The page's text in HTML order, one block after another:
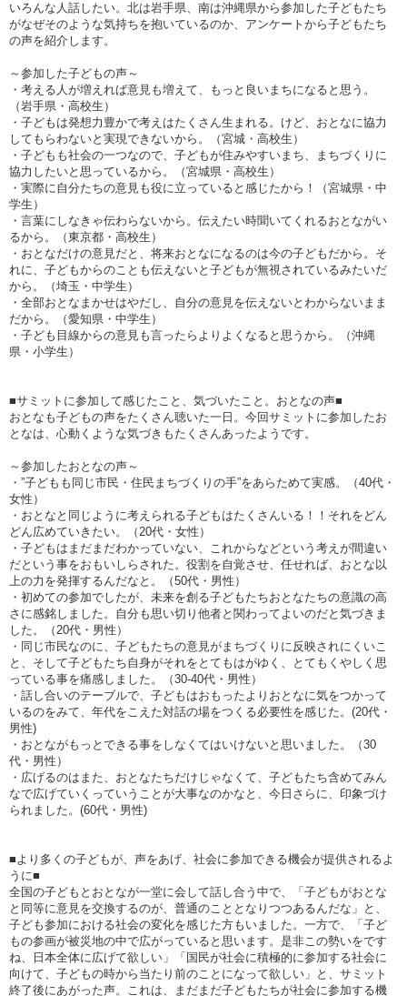
いろんな人話したい。北は岩手県、南は沖縄県から参加した子どもたち
がなぜそのような気持ちを抱いているのか、アンケートから子どもたち
の声を紹介します。
～参加した子どもの声～
・考える人が増えれば意見も増えて、もっと良いまちになると思う。
（岩手県・高校生）
・子どもは発想力豊かで考えはたくさん生まれる。けど、おとなに協力
してもらわないと実現できないから。（宮城・高校生）
・子どもも社会の一つなので、子どもが住みやすいまち、まちづくりに
協力したいと思っているから。（宮城県・高校生）
・実際に自分たちの意見も役に立っていると感じたから！（宮城県・中
学生）
・言葉にしなきゃ伝わらないから。伝えたい時聞いてくれるおとながい
るから。（東京都・高校生）
・おとなだけの意見だと、将来おとなになるのは今の子どもだから。そ
れに、子どもからのことも伝えないと子どもが無視されているみたいだ
から。（埼玉・中学生）
・全部おとなまかせはやだし、自分の意見を伝えないとわからないまま
だから。（愛知県・中学生）
・子ども目線からの意見も言ったらよりよくなると思うから。（沖縄
県・小学生）
■サミットに参加して感じたこと、気づいたこと。おとなの声■
おとなも子どもの声をたくさん聴いた一日。今回サミットに参加したお
となは、心動くような気づきもたくさんあったようです。
～参加したおとなの声～
・”子どもも同じ市民・住民まちづくりの手”をあらためて実感。（40代・
女性）
・おとなと同じように考えられる子どもはたくさんいる！！それをどん
どん広めていきたい。（20代・女性）
・子どもはまだまだわかっていない、これからなどという考えが間違い
だという事をおもいしらされた。役割を自覚させ、任せれば、おとな以
上の力を発揮するんだなと。（50代・男性）
・初めての参加でしたが、未来を創る子どもたちおとなたちの意識の高
さに感銘しました。自分も思い切り他者と関わってよいのだと気づきま
した。（20代・男性）
・同じ市民なのに、子どもたちの意見がまちづくりに反映されにくいこ
と、そして子どもたち自身がそれをとてもはがゆく、とてもくやしく思
っている事を痛感しました。（30-40代・男性）
・話し合いのテーブルで、子どもはおもったよりおとなに気をつかって
いるのをみて、年代をこえた対話の場をつくる必要性を感じた。 (20代・
男性)
・おとながもっとできる事をしなくてはいけないと思いました。（30
代・男性）
・広げるのはまた、おとなたちだけじゃなくて、子どもたち含めてみん
なで広げていくっていうことが大事なのかなと、今日さらに、印象づけ
られました。 (60代・男性)
■より多くの子どもが、声をあげ、社会に参加できる機会が提供されるよ
うに■
全国の子どもとおとなが一堂に会して話し合う中で、「子どもがおとな
と同等に意見を交換するのが、普通のこととなりつつあるんだな」と、
子ども参加における社会の変化を感じた方もいました。一方で、「子ど
もの参画が被災地の中で広がっていると思います。是非この勢いをです
ね、日本全体に広げて欲しい」「国民が社会に積極的に参加する社会に
向けて、子どもの時から当たり前のことになって欲しい」と、サミット
終了後にあがった声。これは、まだまだ子どもたちが社会に参加する機